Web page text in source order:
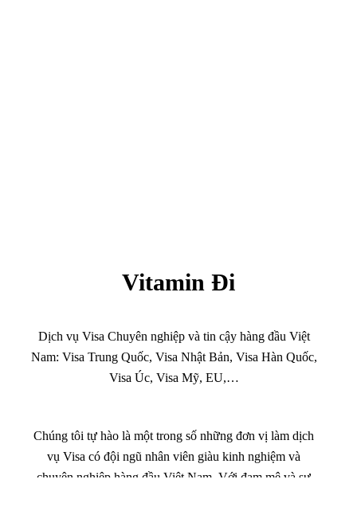
Vitamin Đi
Dịch vụ Visa Chuyên nghiệp và tin cậy hàng đầu Việt
Nam: Visa Trung Quốc, Visa Nhật Bản, Visa Hàn Quốc,
Visa Úc, Visa Mỹ, EU,…
Chúng tôi tự hào là một trong số những đơn vị làm dịch
vụ Visa có đội ngũ nhân viên giàu kinh nghiệm và
chuyên nghiệp hàng đầu Việt Nam. Với đam mê và sự